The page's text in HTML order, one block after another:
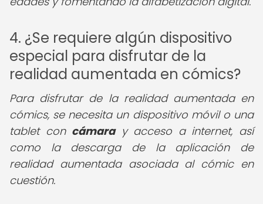
4. ¿Se requiere algún dispositivo
especial para disfrutar de la
realidad aumentada en cómics?
Para disfrutar de la realidad aumentada en
cómics, se necesita un dispositivo móvil o una
tablet con cámaray acceso a internet, así
como la descarga de la aplicación de
realidad aumentada asociada al cómic en
cuestión.